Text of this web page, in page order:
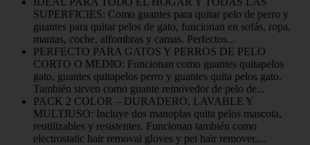
SUPERFICIES: Como guantes para quitar pelo de perro y
guantes para quitar pelos de gato, funcionan en sofás, ropa,
mantas, coche, alfombras y camas. Perfectos...
PERFECTO PARA GATOS Y PERROS DE PELO
CORTO O MEDIO: Funcionan como guantes quitapelos
gato, guantes quitapelos perro y guantes quita pelos gato.
También sirven como guante removedor de pelo de...
PACK 2 COLOR – DURADERO, LAVABLE Y
MULTIUSO: Incluye dos manoplas quita pelos mascota,
reutilizables y resistentes. Funcionan también como
electrostatic hair removal gloves y pet hair remover,...